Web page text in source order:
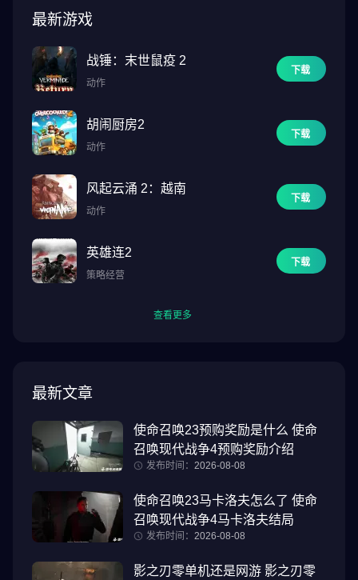
最新游戏
战锤：末世鼠疫 2
动作
下载
胡闹厨房2
动作
下载
风起云涌 2：越南
动作
下载
英雄连2
策略经营
下载
查看更多
最新文章
使命召唤23预购奖励是什么 使命
召唤现代战争4预购奖励介绍
发布时间： 2026-08-08
使命召唤23马卡洛夫怎么了 使命
召唤现代战争4马卡洛夫结局
发布时间： 2026-08-08
影之刃零单机还是网游 影之刃零